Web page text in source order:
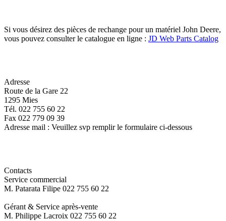
Si vous désirez des pièces de rechange pour un matériel John Deere,
vous pouvez consulter le catalogue en ligne : JD Web Parts Catalog
Adresse
Route de la Gare 22
1295 Mies
Tél. 022 755 60 22
Fax 022 779 09 39
Adresse mail : Veuillez svp remplir le formulaire ci-dessous
Contacts
Service commercial
M. Patarata Filipe 022 755 60 22
Gérant & Service après-vente
M. Philippe Lacroix 022 755 60 22